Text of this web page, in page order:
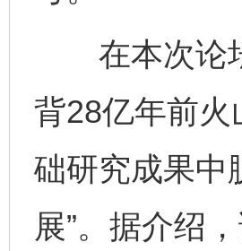
在本次论坛
背28亿年前火
础研究成果中
展”。据介绍